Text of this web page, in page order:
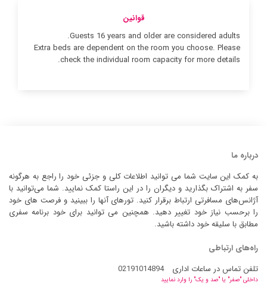
قوانین
Guests 16 years and older are considered adults.
Extra beds are dependent on the room you choose. Please
check the individual room capacity for more details.
درباره ما
به کمک این سایت شما می توانید اطلاعات کلی و جزئی خود را راجع به هرگونه
سفر به اشتراک بگذارید و دیگران را در این راستا کمک نمایید. شما می‌توانید با
آژانس‌های مسافرتی ارتباط برقرار کنید. تورهای آنها را ببینید و فرصت های خود
را برحسب نیاز خود تغییر دهید. همچنین می توانید برای خود برنامه سفری
مطابق با سلیقه خود داشته باشید.
راه‌های ارتباطی
تلفن تماس در ساعات اداری
02191014894
داخلی "صفر" یا "صد و یک" را وارد نمایید